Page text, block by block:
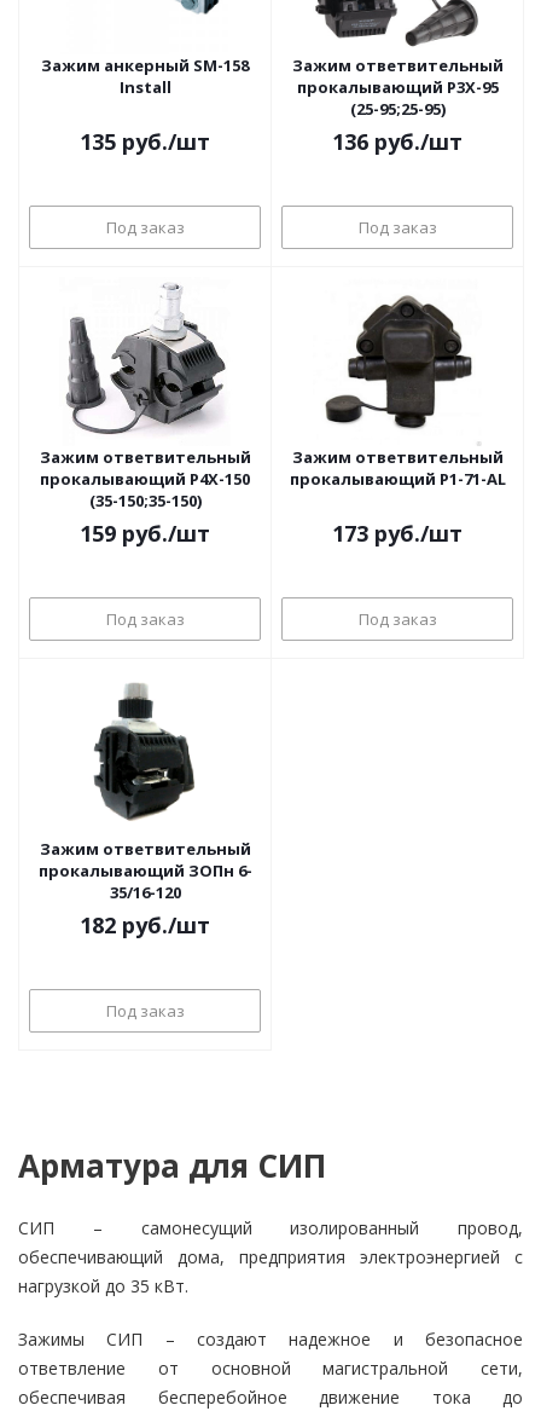
Зажим анкерный SM-158
Install
135 руб./шт
Под заказ
Зажим ответвительный
прокалывающий P3X-95
(25-95;25-95)
136 руб./шт
Под заказ
Зажим ответвительный
прокалывающий P4X-150
(35-150;35-150)
159 руб./шт
Под заказ
Зажим ответвительный
прокалывающий P1-71-AL
173 руб./шт
Под заказ
Зажим ответвительный
прокалывающий ЗОПн 6-
35/16-120
182 руб./шт
Под заказ
Арматура для СИП
СИП – самонесущий изолированный провод,
обеспечивающий дома, предприятия электроэнергией с
нагрузкой до 35 кВт.
Зажимы СИП – создают надежное и безопасное
ответвление от основной магистральной сети,
обеспечивая бесперебойное движение тока до